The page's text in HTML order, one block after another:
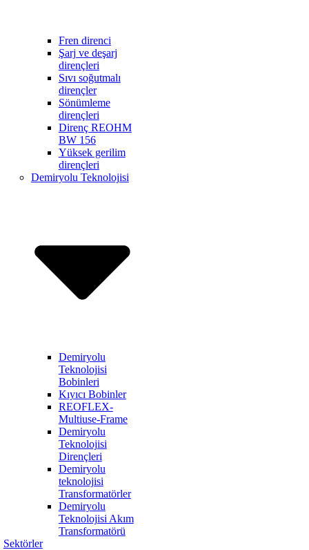
Fren direnci
Şarj ve deşarj
dirençleri
Sıvı soğutmalı
dirençler
Sönümleme
dirençleri
Direnç REOHM
BW 156
Yüksek gerilim
dirençleri
Demiryolu Teknolojisi
Demiryolu
Teknolojisi
Bobinleri
Kıyıcı Bobinler
REOFLEX-
Multiuse-Frame
Demiryolu
Teknolojisi
Dirençleri
Demiryolu
teknolojisi
Transformatörler
Demiryolu
Teknolojisi Akım
Transformatörü
Sektörler